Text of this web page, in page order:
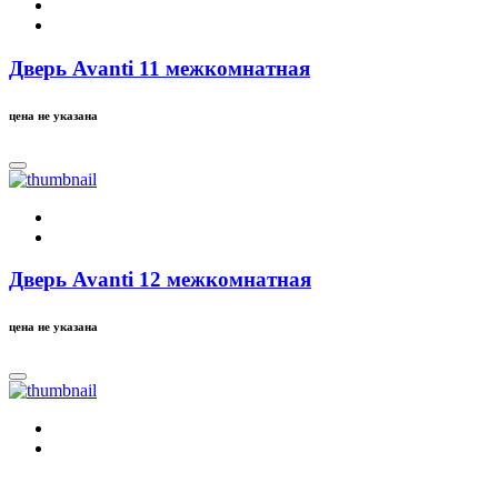
Дверь Avanti 11 межкомнатная
цена не указана
Дверь Avanti 12 межкомнатная
цена не указана